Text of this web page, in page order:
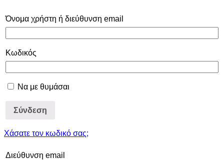
Όνομα χρήστη ή διεύθυνση email
Κωδικός
Να με θυμάσαι
Σύνδεση
Χάσατε τον κωδικό σας;
Διεύθυνση email